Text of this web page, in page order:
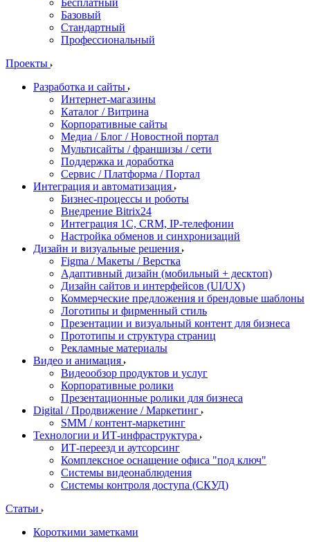
Бесплатный
Базовый
Стандартный
Профессиональный
Проекты
Разработка и сайты
Интернет-магазины
Каталог / Витрина
Корпоративные сайты
Медиа / Блог / Новостной портал
Мультисайты / франшизы / сети
Поддержка и доработка
Сервис / Платформа / Портал
Интеграция и автоматизация
Бизнес-процессы и роботы
Внедрение Bitrix24
Интеграция 1С, CRM, IP-телефонии
Настройка обменов и синхронизаций
Дизайн и визуальные решения
Figma / Макеты / Верстка
Адаптивный дизайн (мобильный + десктоп)
Дизайн сайтов и интерфейсов (UI/UX)
Коммерческие предложения и брендовые шаблоны
Логотипы и фирменный стиль
Презентации и визуальный контент для бизнеса
Прототипы и структура страниц
Рекламные материалы
Видео и анимация
Видеообзор продуктов и услуг
Корпоративные ролики
Презентационные ролики для бизнеса
Digital / Продвижение / Маркетинг
SMM / контент-маркетинг
Технологии и ИТ-инфраструктура
ИТ-переезд и аутсорсинг
Комплексное оснащение офиса "под ключ"
Системы видеонаблюдения
Системы контроля доступа (СКУД)
Статьи
Короткими заметками